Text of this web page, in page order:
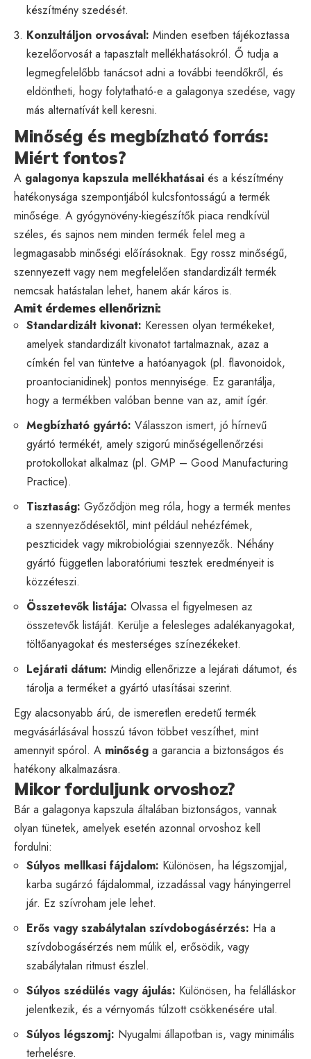
készítmény szedését.
Konzultáljon orvosával: Minden esetben tájékoztassa
kezelőorvosát a tapasztalt mellékhatásokról. Ő tudja a
legmegfelelőbb tanácsot adni a további teendőkről, és
eldöntheti, hogy folytatható-e a galagonya szedése, vagy
más alternatívát kell keresni.
Minőség és megbízható forrás:
Miért fontos?
A galagonya kapszula mellékhatásai és a készítmény
hatékonysága szempontjából kulcsfontosságú a termék
minősége. A gyógynövény-kiegészítők piaca rendkívül
széles, és sajnos nem minden termék felel meg a
legmagasabb minőségi előírásoknak. Egy rossz minőségű,
szennyezett vagy nem megfelelően standardizált termék
nemcsak hatástalan lehet, hanem akár káros is.
Amit érdemes ellenőrizni:
Standardizált kivonat: Keressen olyan termékeket,
amelyek standardizált kivonatot tartalmaznak, azaz a
címkén fel van tüntetve a hatóanyagok (pl. flavonoidok,
proantocianidinek) pontos mennyisége. Ez garantálja,
hogy a termékben valóban benne van az, amit ígér.
Megbízható gyártó: Válasszon ismert, jó hírnevű
gyártó termékét, amely szigorú minőségellenőrzési
protokollokat alkalmaz (pl. GMP – Good Manufacturing
Practice).
Tisztaság: Győződjön meg róla, hogy a termék mentes
a szennyeződésektől, mint például nehézfémek,
peszticidek vagy mikrobiológiai szennyezők. Néhány
gyártó független laboratóriumi tesztek eredményeit is
közzéteszi.
Összetevők listája: Olvassa el figyelmesen az
összetevők listáját. Kerülje a felesleges adalékanyagokat,
töltőanyagokat és mesterséges színezékeket.
Lejárati dátum: Mindig ellenőrizze a lejárati dátumot, és
tárolja a terméket a gyártó utasításai szerint.
Egy alacsonyabb árú, de ismeretlen eredetű termék
megvásárlásával hosszú távon többet veszíthet, mint
amennyit spórol. A minőség a garancia a biztonságos és
hatékony alkalmazásra.
Mikor forduljunk orvoshoz?
Bár a galagonya kapszula általában biztonságos, vannak
olyan tünetek, amelyek esetén azonnal orvoshoz kell
fordulni:
Súlyos mellkasi fájdalom: Különösen, ha légszomjjal,
karba sugárzó fájdalommal, izzadással vagy hányingerrel
jár. Ez szívroham jele lehet.
Erős vagy szabálytalan szívdobogásérzés: Ha a
szívdobogásérzés nem múlik el, erősödik, vagy
szabálytalan ritmust észlel.
Súlyos szédülés vagy ájulás: Különösen, ha felálláskor
jelentkezik, és a vérnyomás túlzott csökkenésére utal.
Súlyos légszomj: Nyugalmi állapotban is, vagy minimális
terhelésre.